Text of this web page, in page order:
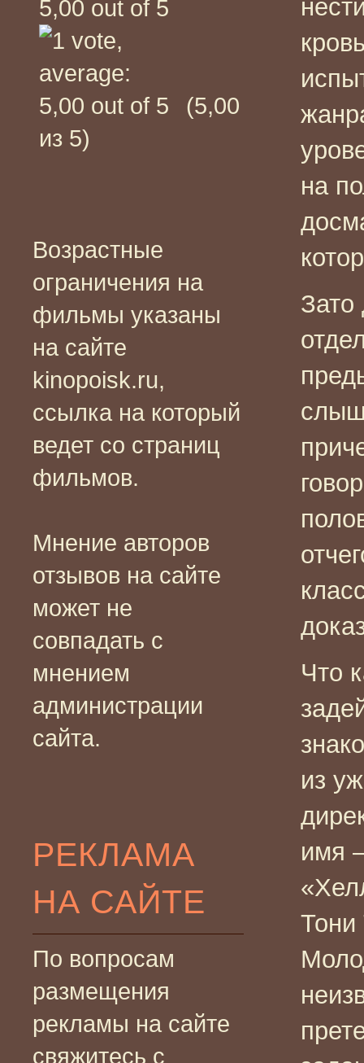
(5,00
из 5)
Возрастные
ограничения на
фильмы указаны
на сайте
kinopoisk.ru,
ссылка на который
ведет со страниц
фильмов.
Мнение авторов
отзывов на сайте
может не
совпадать с
мнением
администрации
сайта.
РЕКЛАМА
НА САЙТЕ
По вопросам
размещения
рекламы на сайте
свяжитесь с
на
Зато
Что
из
имя
Тони